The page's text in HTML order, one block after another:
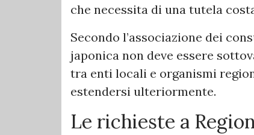
che necessita di una tutela
Secondo l’associazione dei
japonica non deve essere
tra enti locali e organismi
estendersi ulteriormente.
Le richieste a